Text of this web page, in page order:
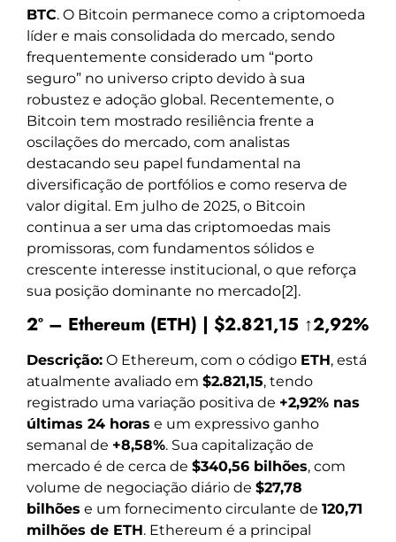
BTC. O Bitcoin permanece como a criptomoeda
líder e mais consolidada do mercado, sendo
frequentemente considerado um “porto
seguro” no universo cripto devido à sua
robustez e adoção global. Recentemente, o
Bitcoin tem mostrado resiliência frente a
oscilações do mercado, com analistas
destacando seu papel fundamental na
diversificação de portfólios e como reserva de
valor digital. Em julho de 2025, o Bitcoin
continua a ser uma das criptomoedas mais
promissoras, com fundamentos sólidos e
crescente interesse institucional, o que reforça
sua posição dominante no mercado[2].
2º – Ethereum (ETH) | $2.821,15 ↑2,92%
Descrição: O Ethereum, com o código ETH, está
atualmente avaliado em $2.821,15, tendo
registrado uma variação positiva de +2,92% nas
últimas 24 horas e um expressivo ganho
semanal de +8,58%. Sua capitalização de
mercado é de cerca de $340,56 bilhões, com
volume de negociação diário de $27,78
bilhões e um fornecimento circulante de 120,71
milhões de ETH. Ethereum é a principal